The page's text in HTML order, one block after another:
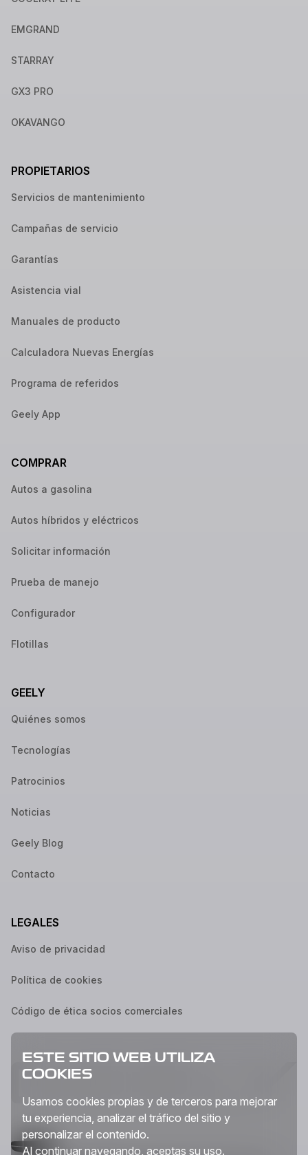
EMGRAND
STARRAY
GX3 PRO
OKAVANGO
PROPIETARIOS
Servicios de mantenimiento
Campañas de servicio
Garantías
Asistencia vial
Manuales de producto
Calculadora Nuevas Energías
Programa de referidos
Geely App
COMPRAR
Autos a gasolina
Autos híbridos y eléctricos
Solicitar información
Prueba de manejo
Configurador
Flotillas
GEELY
Quiénes somos
Tecnologías
Patrocinios
Noticias
Geely Blog
Contacto
LEGALES
Aviso de privacidad
Política de cookies
Código de ética socios comerciales
ESTE SITIO WEB UTILIZA
COOKIES
Usamos cookies propias y de terceros para mejorar
tu experiencia, analizar el tráfico del sitio y
personalizar el contenido.
Al continuar navegando, aceptas su uso.